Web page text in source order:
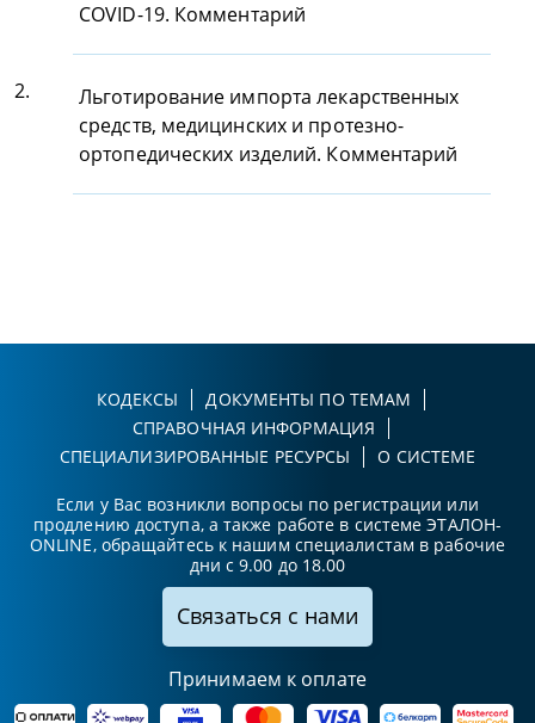
COVID-19. Комментарий
2.
Льготирование импорта лекарственных
средств, медицинских и протезно-
ортопедических изделий. Комментарий
КОДЕКСЫ
ДОКУМЕНТЫ ПО ТЕМАМ
СПРАВОЧНАЯ ИНФОРМАЦИЯ
СПЕЦИАЛИЗИРОВАННЫЕ РЕСУРСЫ
О СИСТЕМЕ
Если у Вас возникли вопросы по регистрации или
продлению доступа, а также работе в системе ЭТАЛОН-
ONLINE, обращайтесь к нашим специалистам в рабочие
дни с 9.00 до 18.00
Связаться с нами
Принимаем к оплате